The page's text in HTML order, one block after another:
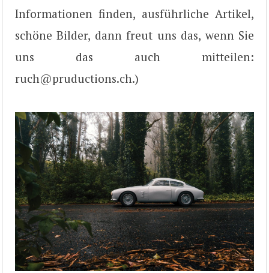
Informationen finden, ausführliche Artikel,
schöne Bilder, dann freut uns das, wenn Sie
uns das auch mitteilen:
ruch@pruductions.ch.)